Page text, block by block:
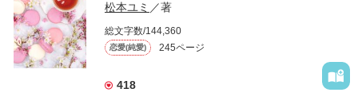
松本ユミ ／著
総文字数/144,360
恋愛(純愛) 245ページ
418